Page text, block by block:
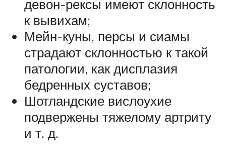
девон-рексы имеют склонность
к вывихам;
Мейн-куны, персы и сиамы
страдают склонностью к такой
патологии, как дисплазия
бедренных суставов;
Шотландские вислоухие
подвержены тяжелому артриту
и т. д.